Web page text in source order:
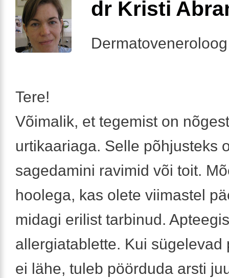
dr Kristi
Dermatoveneroloog
Tere!
Võimalik, et tegemist on
urtikaariaga. Selle põhjusteks
sagedamini ravimid või toit.
hoolega, kas olete viimastel
midagi erilist tarbinud.
allergiatablette. Kui sügelevad
ei lähe, tuleb pöörduda arsti